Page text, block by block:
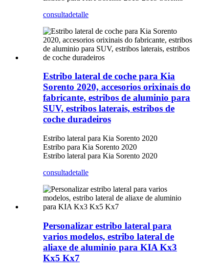
consultadetalle
Estribo lateral de coche para Kia
Sorento 2020, accesorios orixinais do
fabricante, estribos de aluminio para
SUV, estribos laterais, estribos de
coche duradeiros
Estribo lateral para Kia Sorento 2020
Estribo para Kia Sorento 2020
Estribo lateral para Kia Sorento 2020
consultadetalle
Personalizar estribo lateral para
varios modelos, estribo lateral de
aliaxe de aluminio para KIA Kx3
Kx5 Kx7